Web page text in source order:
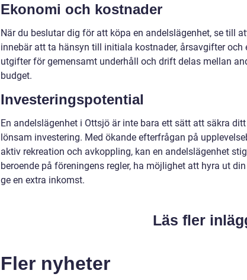
Ekonomi och kostnader
När du beslutar dig för att köpa en andelslägenhet, se till
innebär att ta hänsyn till initiala kostnader, årsavgifter
utgifter för gemensamt underhåll och drift delas mellan
budget.
Investeringspotential
En andelslägenhet i Ottsjö är inte bara ett sätt att säkra
lönsam investering. Med ökande efterfrågan på
aktiv rekreation och avkoppling, kan en andelslägenhet
beroende på föreningens regler, ha möjlighet att hyra ut
ge en extra inkomst.
Läs fler
Fler nyheter